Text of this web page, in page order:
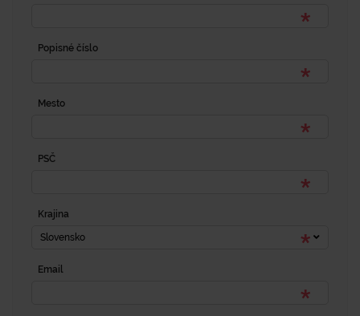
Popisné číslo
Mesto
PSČ
Krajina
Slovensko
Email